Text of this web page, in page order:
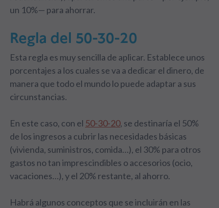
un 10%— para ahorrar.
Regla del 50-30-20
Esta regla es muy sencilla de aplicar. Establece unos
porcentajes a los cuales se va a dedicar el dinero, de
manera que todo el mundo lo puede adaptar a sus
circunstancias.
En este caso, con el 50-30-20, se destinaría el 50%
de los ingresos a cubrir las necesidades básicas
(vivienda, suministros, comida…), el 30% para otros
gastos no tan imprescindibles o accesorios (ocio,
vacaciones…), y el 20% restante, al ahorro.
Habrá algunos conceptos que se incluirán en las